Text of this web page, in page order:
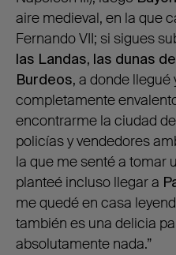
aire medieval, en la que
Fernando VII; si sigues
las Landas, las dunas
Burdeos, a donde llegué
completamente
encontrarme la ciudad
policías y vendedores
la que me senté a tomar
planteé incluso llegar a
me quedé en casa
también es una delicia
absolutamente nada.”